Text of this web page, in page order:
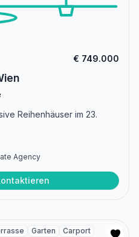
€ 749.000
Reihenhäuser im 23.
Agency
Garten
Carport